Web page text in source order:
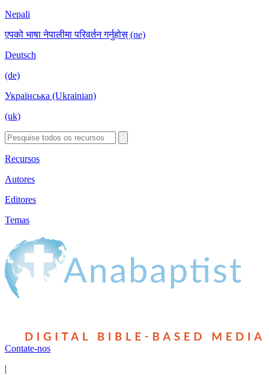
Nepali
एपको भाषा नेपालीमा परिवर्तन गर्नुहोस् (ne)
Deutsch
(de)
Українська (Ukrainian)
(uk)
Recursos
Autores
Editores
Temas
Contate-nos
|